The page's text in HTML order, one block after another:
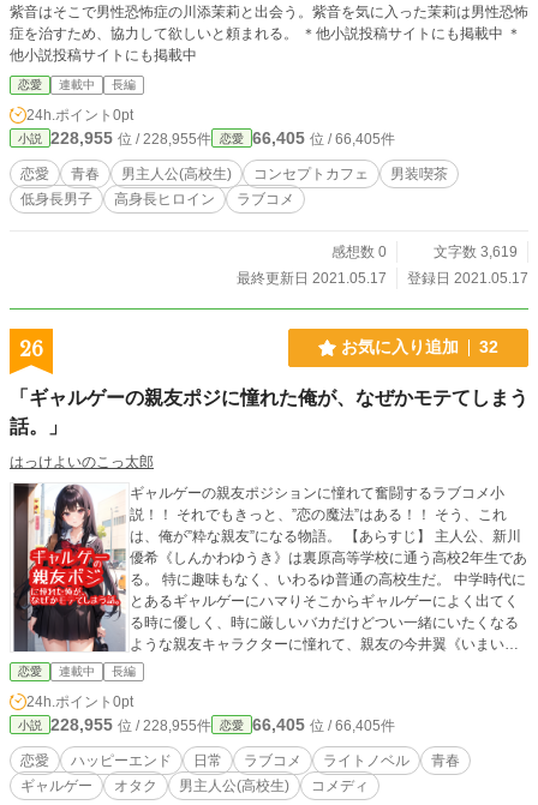
紫音はそこで男性恐怖症の川添茉莉と出会う。紫音を気に入った茉莉は男性恐怖
症を治すため、協力して欲しいと頼まれる。 ＊他小説投稿サイトにも掲載中 ＊
他小説投稿サイトにも掲載中
恋愛 連載中 長編
24h.ポイント 0pt
小説 228,955 位 / 228,955件 恋愛 66,405 位 / 66,405件
恋愛 青春 男主人公(高校生) コンセプトカフェ
男装喫茶
低身長男子
高身長ヒロイン ラブコメ
感想数 0
文字数 3,619
最終更新日 2021.05.17
登録日 2021.05.17
26 お気に入り追加 32
「ギャルゲーの親友ポジに憧れた俺が、なぜかモテてしまう
話。」
はっけよいのこっ太郎
ギャルゲーの親友ポジションに憧れて奮闘するラブコメ小
説！！ それでもきっと、”恋の魔法”はある！！ そう、これ
は、俺が”粋な親友”になる物語。 【あらすじ】 主人公、新川
優希《しんかわゆうき》は裏原高等学校に通う高校2年生であ
る。 特に趣味もなく、いわるゆ普通の高校生だ。 中学時代に
とあるギャルゲーにハマりそこからギャルゲーによく出てく
る時に優しく、時に厳しいバカだけどつい一緒にいたくなる
ような親友キャラクターに憧れて、親友の今井翼《いまいつ
ばさ》にフラグを作ったりして、ギャルゲーの親友ポジショ
ンになろうと奮闘するのである。 しかし、彼には中学時代に
トラウマを抱えておりそのトラウマから日々逃げる生活を送
っていた。 そんな彼の前に学園のマドンナの朝比奈風夏《あ
さひなふうか》、過去の自分に重なる経験をして生きてきた
後輩の早乙女萌《さおとめもえ》、トラウマの原因で大人気
読モの有栖桃花《ありすももか》など色々な人に出会うこと
恋愛 連載中 長編
24h.ポイント 0pt
小説 228,955 位 / 228,955件 恋愛 66,405 位 / 66,405件
恋愛 ハッピーエンド 日常 ラブコメ ライトノベル
青春
ギャルゲー
オタク 男主人公(高校生) コメディ